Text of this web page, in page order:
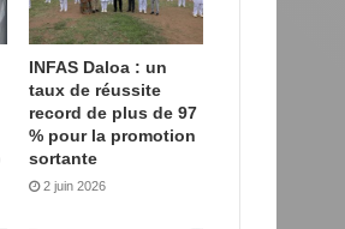
INFAS Daloa : un
taux de réussite
record de plus de 97
% pour la promotion
sortante
2 juin 2026